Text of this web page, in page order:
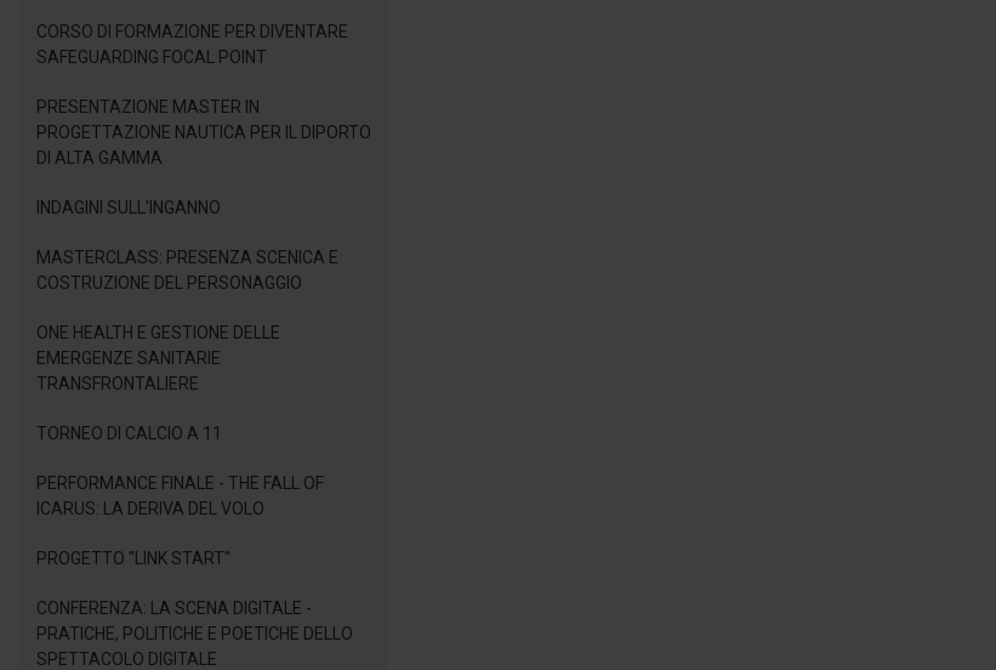
CORSO DI FORMAZIONE PER DIVENTARE
SAFEGUARDING FOCAL POINT
PRESENTAZIONE MASTER IN
PROGETTAZIONE NAUTICA PER IL DIPORTO
DI ALTA GAMMA
INDAGINI SULL'INGANNO
MASTERCLASS: PRESENZA SCENICA E
COSTRUZIONE DEL PERSONAGGIO
ONE HEALTH E GESTIONE DELLE
EMERGENZE SANITARIE
TRANSFRONTALIERE
TORNEO DI CALCIO A 11
PERFORMANCE FINALE - THE FALL OF
ICARUS: LA DERIVA DEL VOLO
PROGETTO "LINK START"
CONFERENZA: LA SCENA DIGITALE -
PRATICHE, POLITICHE E POETICHE DELLO
SPETTACOLO DIGITALE